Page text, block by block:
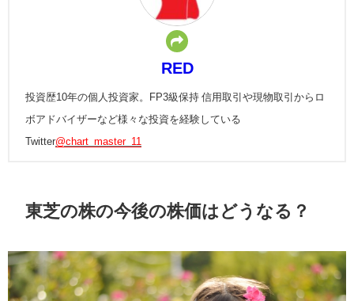
RED
投資歴10年の個人投資家。FP3級保持 信用取引や現物取引からロ
ボアドバイザーなど様々な投資を経験している
Twitter@chart_master_11
東芝の株の今後の株価はどうなる？